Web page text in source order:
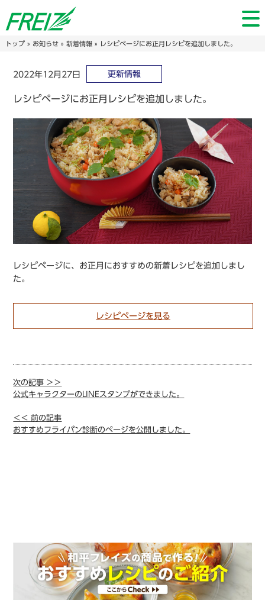
トップ» お知らせ» 新着情報» レシピページにお正月レシピを追加しました。
2022年12月27日 更新情報
レシピページにお正月レシピを追加しました。
レシピページに、お正月におすすめの新着レシピを追加しまし
た。
レシピページを見る
次の記事 ＞＞
公式キャラクターのLINEスタンプができました。
＜＜ 前の記事
おすすめフライパン診断のページを公開しました。